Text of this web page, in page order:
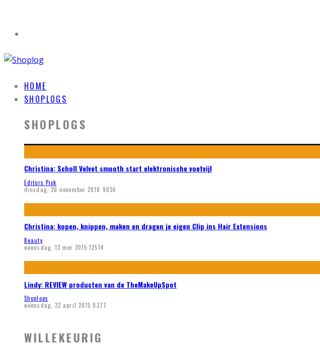
HOME
SHOPLOGS
SHOPLOGS
Christina: Scholl Velvet smooth start elektronische voetvijl
Editors Pick
dinsdag, 20 november 2018 9036
Christina: kopen, knippen, maken en dragen je eigen Clip ins Hair Extensions
Beauty
woensdag, 13 mei 2015 12514
Lindy: REVIEW producten van de TheMakeUpSpot
Shoplogs
woensdag, 22 april 2015 9277
WILLEKEURIG